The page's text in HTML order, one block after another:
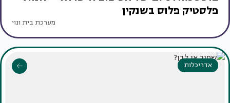
פלסטיק פלוס בשנקין
מערכת בית ונוי
אדריכלות